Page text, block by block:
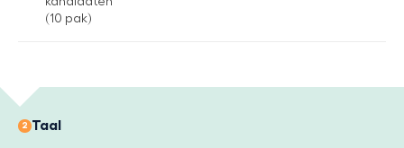
(10 pak)
2 Taal